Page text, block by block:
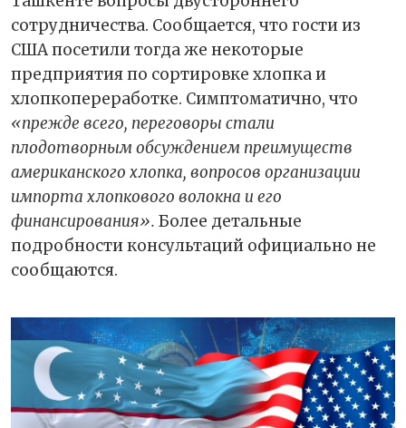
сотрудничества. Сообщается, что гости из
США посетили тогда же некоторые
предприятия по сортировке хлопка и
хлопкопереработке.​​ Симптоматично, что
«прежде всего, переговоры стали
плодотворным обсуждением преимуществ
американского хлопка, вопросов организации
импорта хлопкового волокна и его
финансирования». Более детальные
подробности консультаций официально не
сообщаются.